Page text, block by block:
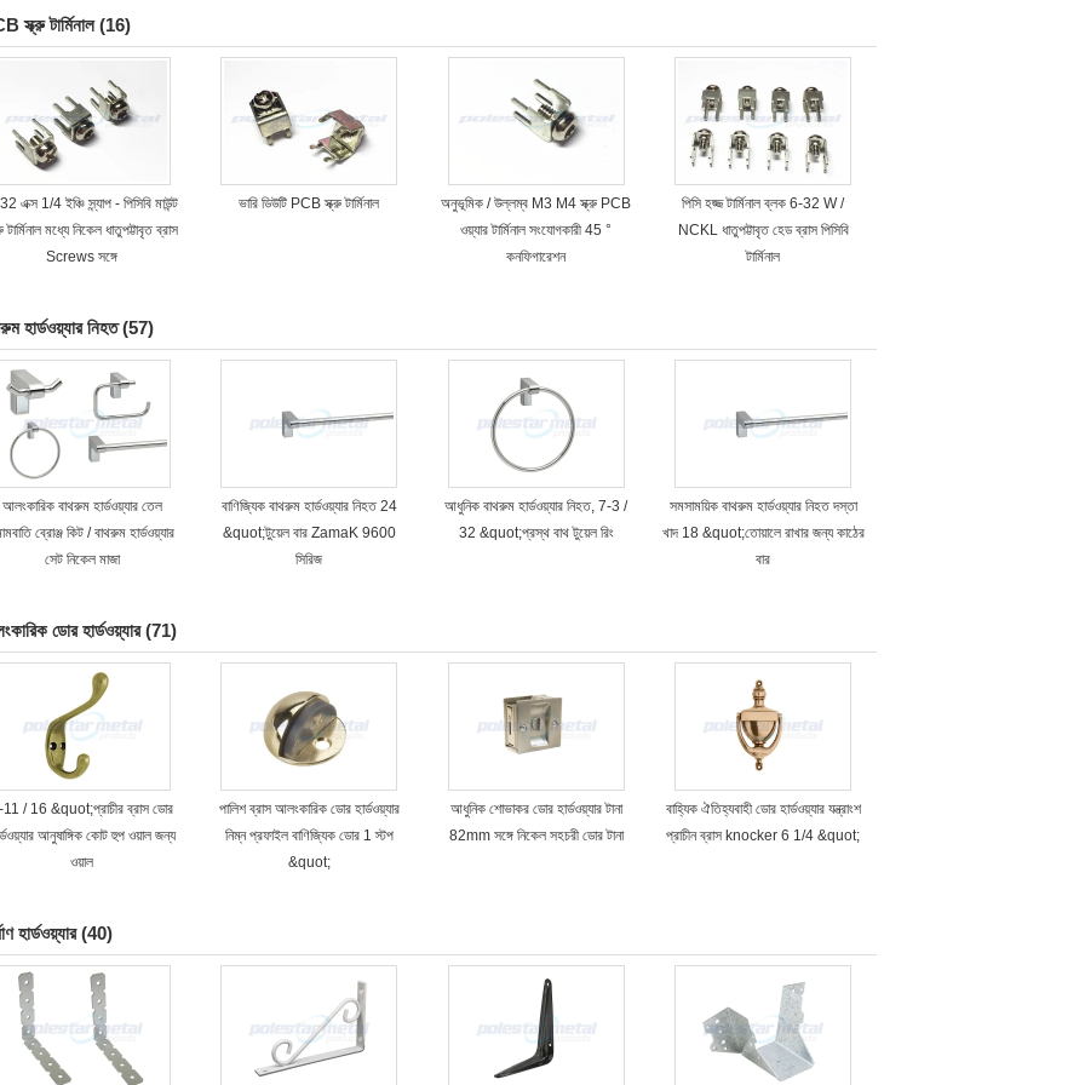
স্ক্রু টার্মিনাল (16)
এক্স 1/4 ইঞ্চি স্ন্যাপ - পিসিবি মাউন্ট
টার্মিনাল মধ্যে নিকেল ধাতুপট্টাবৃত ব্রাস
Screws সঙ্গে
ভারি ডিউটি ​​PCB স্ক্রু টার্মিনাল
অনুভূমিক / উল্লম্ব M3 M4 স্ক্রু PCB
ওয়্যার টার্মিনাল সংযোগকারী 45 °
কনফিগারেশন
পিসি হজ্জ টার্মিনাল ব্লক 6-32 W /
NCKL ধাতুপট্টাবৃত হেড ব্রাস পিসিবি
টার্মিনাল
হার্ডওয়্যার নিহত (57)
আলংকারিক বাথরুম হার্ডওয়্যার তেল
ব্রোঞ্জ কিট / বাথরুম হার্ডওয়্যার
সেট নিকেল মাজা
বাণিজ্যিক বাথরুম হার্ডওয়্যার নিহত 24
&quot;টুয়েল বার ZamaK 9600
সিরিজ
আধুনিক বাথরুম হার্ডওয়্যার নিহত, 7-3 /
32 &quot;প্রস্থ বাথ টুয়েল রিং
সমসাময়িক বাথরুম হার্ডওয়্যার নিহত দস্তা
খাদ 18 &quot;তোয়ালে রাখার জন্য কাঠের
বার
ডোর হার্ডওয়্যার (71)
/ 16 &quot;প্রাচীর ব্রাস ডোর
আনুষাঙ্গিক কোট হুপ ওয়াল জন্য
ওয়াল
পালিশ ব্রাস আলংকারিক ডোর হার্ডওয়্যার
নিম্ন প্রফাইল বাণিজ্যিক ডোর 1 স্টপ
&quot;
আধুনিক শোভাকর ডোর হার্ডওয়্যার টানা
82mm সঙ্গে নিকেল সহচরী ডোর টানা
বাহ্যিক ঐতিহ্যবাহী ডোর হার্ডওয়্যার যন্ত্রাংশ
প্রাচীন ব্রাস knocker 6 1/4 &quot;
হার্ডওয়্যার (40)